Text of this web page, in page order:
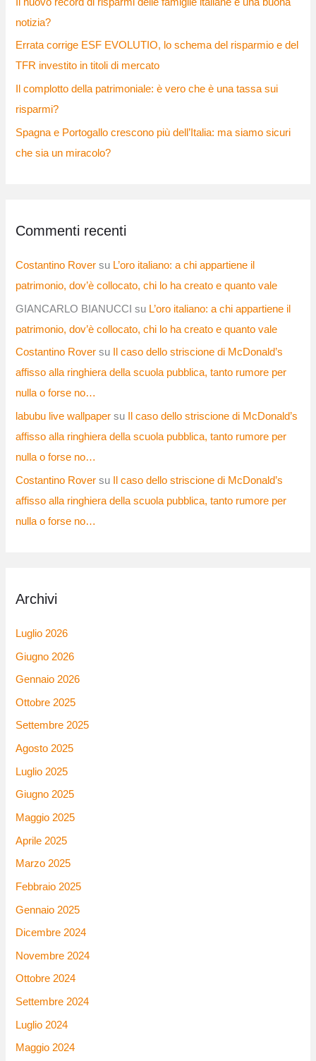
notizia?
Errata corrige ESF EVOLUTIO, lo schema del risparmio e del
TFR investito in titoli di mercato
Il complotto della patrimoniale: è vero che è una tassa sui
risparmi?
Spagna e Portogallo crescono più dell’Italia: ma siamo sicuri
che sia un miracolo?
Commenti recenti
Costantino Rover su L’oro italiano: a chi appartiene il
patrimonio, dov’è collocato, chi lo ha creato e quanto vale
GIANCARLO BIANUCCI su L’oro italiano: a chi appartiene il
patrimonio, dov’è collocato, chi lo ha creato e quanto vale
Costantino Rover su
Il caso dello striscione di McDonald’s
affisso alla ringhiera della scuola pubblica, tanto rumore per
nulla o forse no…
labubu live wallpaper su
Il caso dello striscione di McDonald’s
affisso alla ringhiera della scuola pubblica, tanto rumore per
nulla o forse no…
Costantino Rover su Il caso dello striscione di McDonald’s
affisso alla ringhiera della scuola pubblica, tanto rumore per
nulla o forse no…
Archivi
Luglio 2026
Giugno 2026
Gennaio 2026
Ottobre 2025
Settembre 2025
Agosto 2025
Luglio 2025
Giugno 2025
Maggio 2025
Aprile 2025
Marzo 2025
Febbraio 2025
Gennaio 2025
Dicembre 2024
Novembre 2024
Ottobre 2024
Settembre 2024
Luglio 2024
Maggio 2024